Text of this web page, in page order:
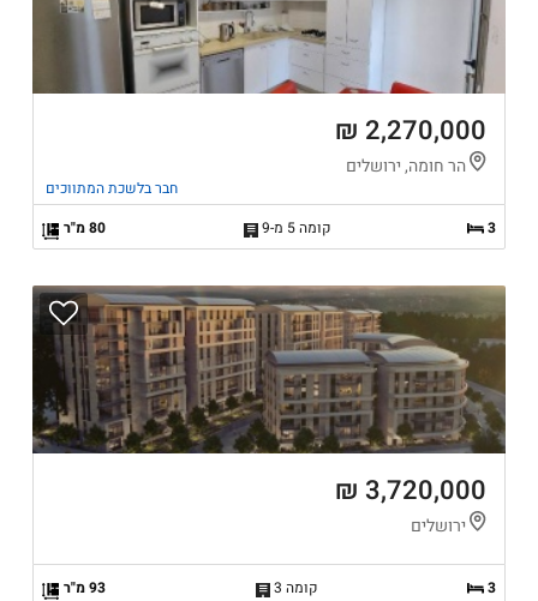
2,270,000 ₪
הר חומה, ירושלים
חבר בלשכת המתווכים
3
קומה 5 מ-9 80 מ"ר
3,720,000 ₪
ירושלים
3 קומה 3 93 מ"ר